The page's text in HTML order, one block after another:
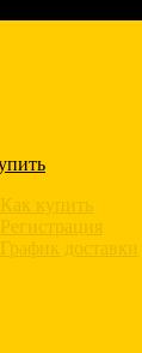
Как купить
Регистрация
График доставки